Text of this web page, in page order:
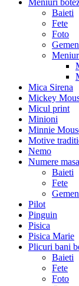
Meniuri
Baieti
Fete
Foto
Mica Sirena
Mickey
Micul print
Minioni
Minnie
Motive
Nemo
Numere
Baieti
Fete
Pilot
Pinguin
Pisica
Pisica Marie
Plicuri bani
Baieti
Fete
Foto